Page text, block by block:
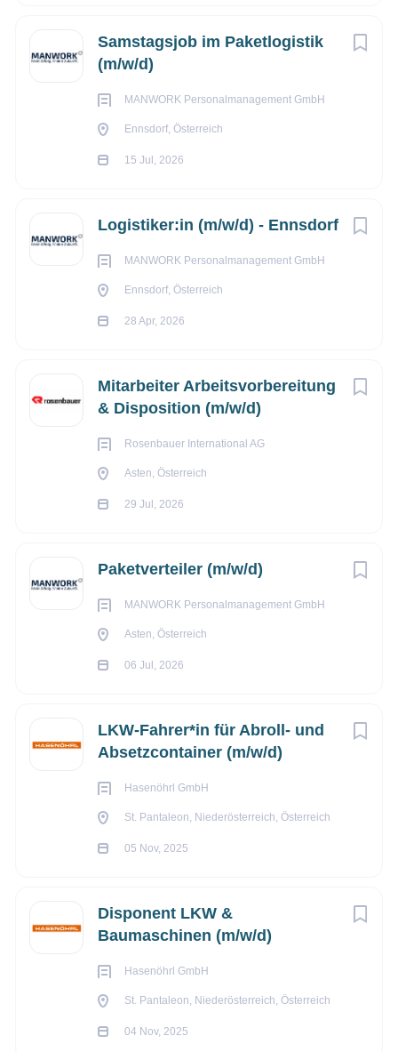
Samstagsjob im Paketlogistik
(m/w/d)
MANWORK Personalmanagement GmbH
Ennsdorf, Österreich
15 Jul, 2026
Logistiker:in (m/w/d) - Ennsdorf
MANWORK Personalmanagement GmbH
Ennsdorf, Österreich
28 Apr, 2026
Mitarbeiter Arbeitsvorbereitung
& Disposition (m/w/d)
Rosenbauer International AG
Asten, Österreich
29 Jul, 2026
Paketverteiler (m/w/d)
MANWORK Personalmanagement GmbH
Asten, Österreich
06 Jul, 2026
LKW-Fahrer*in für Abroll- und
Absetzcontainer (m/w/d)
Hasenöhrl GmbH
St. Pantaleon, Niederösterreich, Österreich
05 Nov, 2025
Disponent LKW &
Baumaschinen (m/w/d)
Hasenöhrl GmbH
St. Pantaleon, Niederösterreich, Österreich
04 Nov, 2025